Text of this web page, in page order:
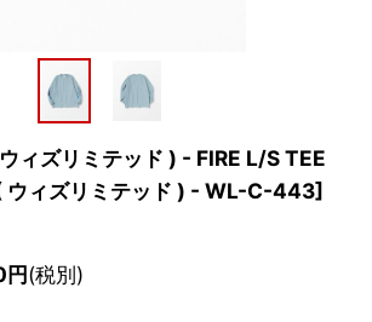
ィズリミテッド ) - FIRE L/S TEE
ィズリミテッド ) - WL-C-443]
円(税別)